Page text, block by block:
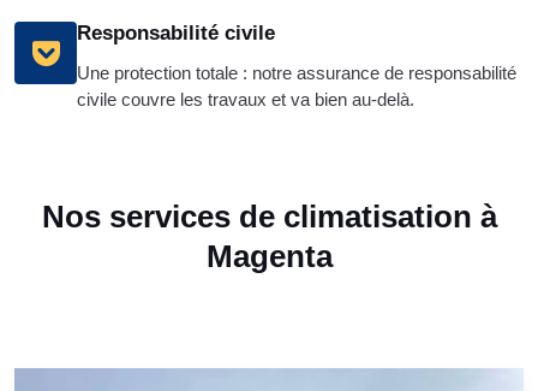
Responsabilité civile
Une protection totale : notre assurance de responsabilité
civile couvre les travaux et va bien au-delà.
Nos services de climatisation à
Magenta